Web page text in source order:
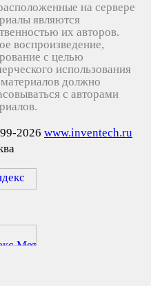
на сервере
являются
их авторов.
воспроизведение,
с целью
использования
должно
с авторами
2026 www.inventech.ru